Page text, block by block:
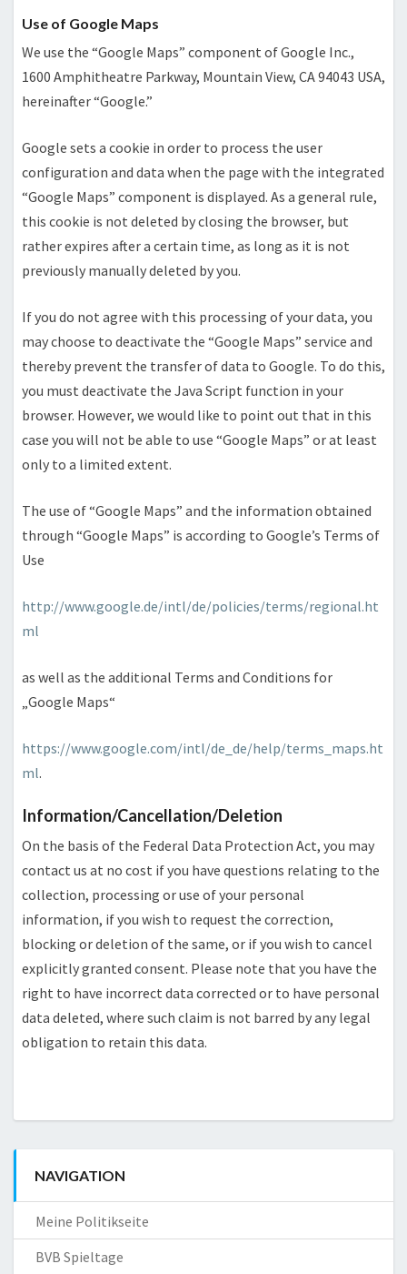
Use of Google Maps
We use the “Google Maps” component of Google Inc.,
1600 Amphitheatre Parkway, Mountain View, CA 94043 USA,
hereinafter “Google.”
Google sets a cookie in order to process the user
configuration and data when the page with the integrated
“Google Maps” component is displayed. As a general rule,
this cookie is not deleted by closing the browser, but
rather expires after a certain time, as long as it is not
previously manually deleted by you.
If you do not agree with this processing of your data, you
may choose to deactivate the “Google Maps” service and
thereby prevent the transfer of data to Google. To do this,
you must deactivate the Java Script function in your
browser. However, we would like to point out that in this
case you will not be able to use “Google Maps” or at least
only to a limited extent.
The use of “Google Maps” and the information obtained
through “Google Maps” is according to Google’s Terms of
Use
http://www.google.de/intl/de/policies/terms/regional.ht
ml
as well as the additional Terms and Conditions for
„Google Maps“
https://www.google.com/intl/de_de/help/terms_maps.ht
ml.
Information/Cancellation/Deletion
On the basis of the Federal Data Protection Act, you may
contact us at no cost if you have questions relating to the
collection, processing or use of your personal
information, if you wish to request the correction,
blocking or deletion of the same, or if you wish to cancel
explicitly granted consent. Please note that you have the
right to have incorrect data corrected or to have personal
data deleted, where such claim is not barred by any legal
obligation to retain this data.
NAVIGATION
Meine Politikseite
BVB Spieltage